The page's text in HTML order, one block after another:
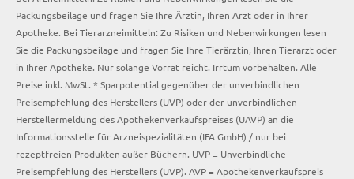
Packungsbeilage und fragen Sie Ihre Ärztin, Ihren Arzt oder in Ihrer
Apotheke. Bei Tierarzneimitteln: Zu Risiken und Nebenwirkungen lesen
Sie die Packungsbeilage und fragen Sie Ihre Tierärztin, Ihren Tierarzt oder
in Ihrer Apotheke. Nur solange Vorrat reicht. Irrtum vorbehalten. Alle
Preise inkl. MwSt. * Sparpotential gegenüber der unverbindlichen
Preisempfehlung des Herstellers (UVP) oder der unverbindlichen
Herstellermeldung des Apothekenverkaufspreises (UAVP) an die
Informationsstelle für Arzneispezialitäten (IFA GmbH) / nur bei
rezeptfreien Produkten außer Büchern. UVP = Unverbindliche
Preisempfehlung des Herstellers (UVP). AVP = Apothekenverkaufspreis